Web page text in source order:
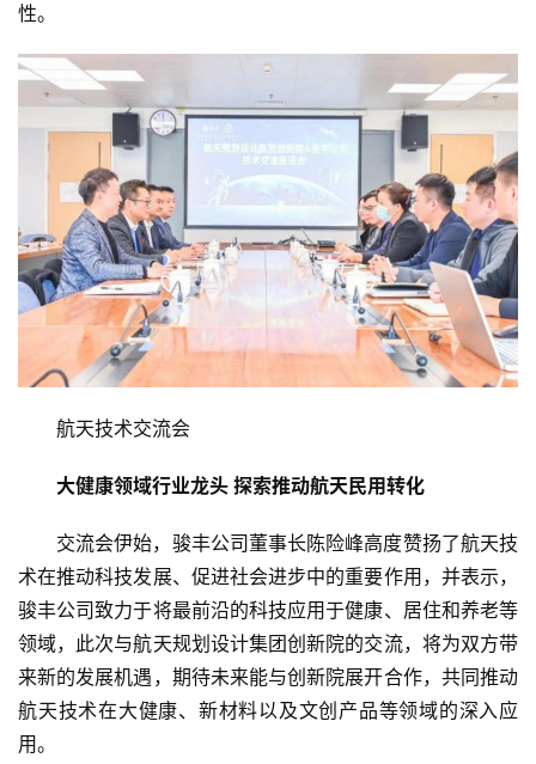
性。
航天技术交流会
大健康领域行业龙头 探索推动航天民用转化
交流会伊始，骏丰公司董事长陈险峰高度赞扬了航天技
术在推动科技发展、促进社会进步中的重要作用，并表示，
骏丰公司致力于将最前沿的科技应用于健康、居住和养老等
领域，此次与航天规划设计集团创新院的交流，将为双方带
来新的发展机遇，期待未来能与创新院展开合作，共同推动
航天技术在大健康、新材料以及文创产品等领域的深入应
用。